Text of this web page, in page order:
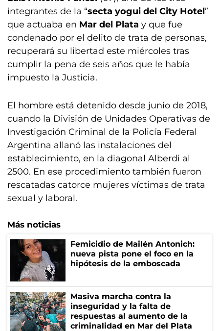
integrantes de la “secta yogui del City Hotel”
que actuaba en Mar del Plata y que fue
condenado por el delito de trata de personas,
recuperará su libertad este miércoles tras
cumplir la pena de seis años que le había
impuesto la Justicia.
El hombre está detenido desde junio de 2018,
cuando la División de Unidades Operativas de
Investigación Criminal de la Policía Federal
Argentina allanó las instalaciones del
establecimiento, en la diagonal Alberdi al
2500. En ese procedimiento también fueron
rescatadas catorce mujeres víctimas de trata
sexual y laboral.
Más noticias
Femicidio de Mailén Antonich:
nueva pista pone el foco en la
hipótesis de la emboscada
Masiva marcha contra la
inseguridad y la falta de
respuestas al aumento de la
criminalidad en Mar del Plata